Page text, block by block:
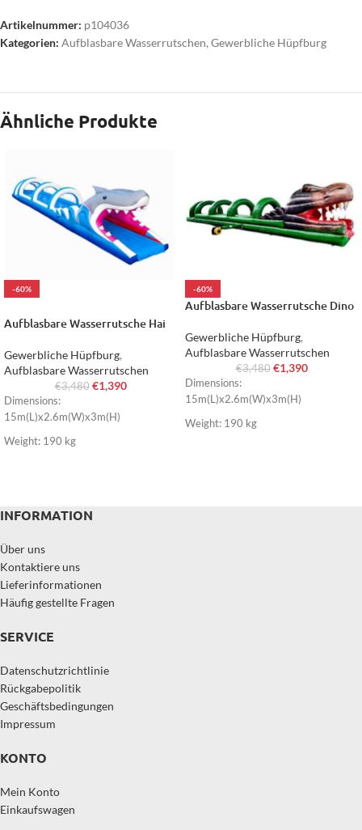
Artikelnummer: p104036
Kategorien: Aufblasbare Wasserrutschen, Gewerbliche Hüpfburg
Ähnliche Produkte
-60%
Aufblasbare Wasserrutsche Hai
Gewerbliche Hüpfburg,
Aufblasbare Wasserrutschen
€3,480 €1,390
Dimensions:
15m(L)x2.6m(W)x3m(H)
Weight: 190 kg
-60%
Aufblasbare Wasserrutsche Dino
Gewerbliche Hüpfburg,
Aufblasbare Wasserrutschen
€3,480 €1,390
Dimensions:
15m(L)x2.6m(W)x3m(H)
Weight: 190 kg
INFORMATION
Über uns
Kontaktiere uns
Lieferinformationen
Häufig gestellte Fragen
SERVICE
Datenschutzrichtlinie
Rückgabepolitik
Geschäftsbedingungen
Impressum
KONTO
Mein Konto
Einkaufswagen